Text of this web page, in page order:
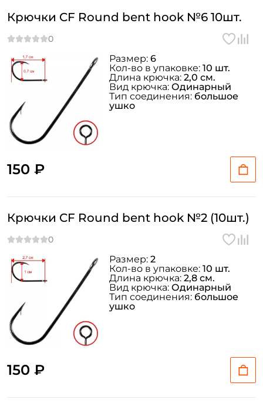
Крючки CF Round bent hook №6 10шт.
150 ₽
Размер: 6
Кол-во в упаковке: 10 шт.
Длина крючка: 2,0 см.
Вид крючка: Одинарный
Тип соединения: большое
ушко
Крючки CF Round bent hook №2 (10шт.)
150 ₽
Размер: 2
Кол-во в упаковке: 10 шт.
Длина крючка: 2,8 см.
Вид крючка: Одинарный
Тип соединения: большое
ушко